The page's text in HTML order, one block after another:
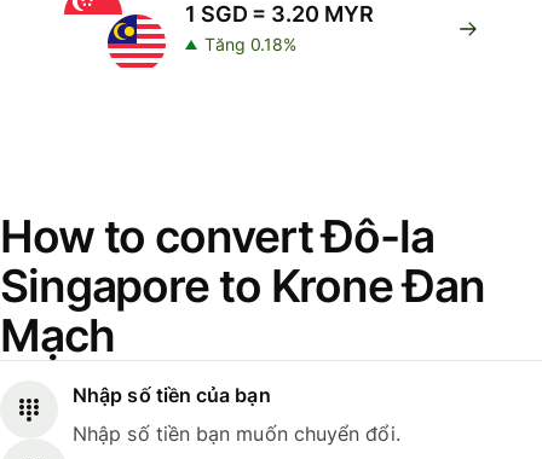
1 SGD = 3.20 MYR
Tăng 0.18%
How to convert Đô-la
Singapore to Krone Đan
Mạch
Nhập số tiền của bạn
Nhập số tiền bạn muốn chuyển đổi.